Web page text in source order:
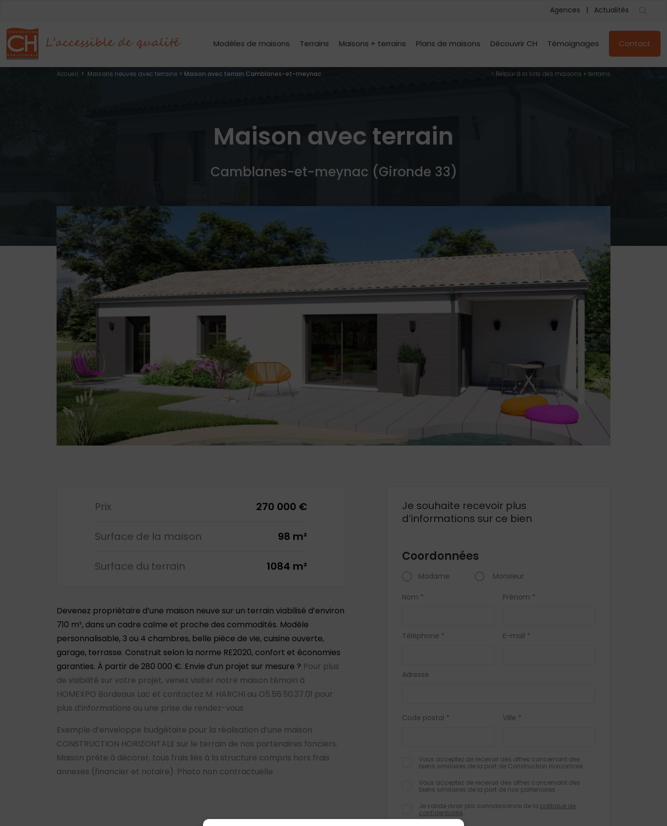
Agences Actualités
Modèles de maisons Terrains Maisons + terrains Plans de maisons Découvrir CH Témoignages Contact
Accueil > Maisons neuves avec terrains > Maison avec terrain Camblanes-et-meynac < Retour à la liste des maisons + terrains
Maison avec terrain
Camblanes-et-meynac (Gironde 33)
Prix 270 000 €
Surface de la maison 98 m²
Surface du terrain 1084 m²
Devenez propriétaire d’une maison neuve sur un terrain viabilisé d’environ
710 m², dans un cadre calme et proche des commodités. Modèle
personnalisable, 3 ou 4 chambres, belle pièce de vie, cuisine ouverte,
garage, terrasse. Construit selon la norme RE2020, confort et économies
garanties. À partir de 280 000 €. Envie d’un projet sur mesure ? Pour plus
de visibilité sur votre projet, venez visiter notre maison témoin à
HOMEXPO Bordeaux Lac et contactez M. HARCHI au O5.56.50.37.01 pour
plus d’informations ou une prise de rendez-vous
Exemple d’enveloppe budgétaire pour la réalisation d’une maison
CONSTRUCTION HORIZONTALE sur le terrain de nos partenaires fonciers.
Maison prête à décorer, tous frais liés à la structure compris hors frais
annexes (financier et notaire). Photo non contractuelle.
Je souhaite recevoir plus
d’informations sur ce bien
Coordonnées
Madame Monsieur
Nom * Prénom *
Téléphone * E-mail *
Adresse
Code postal * Ville *
Vous acceptez de recevoir des offres concernant des
biens similaires de la part de Construction Horizontale
Vous acceptez de recevoir des offres concernant des
biens similaires de la part de nos partenaires
Je valide avoir pris connaissance de la politique de
confidentialité.